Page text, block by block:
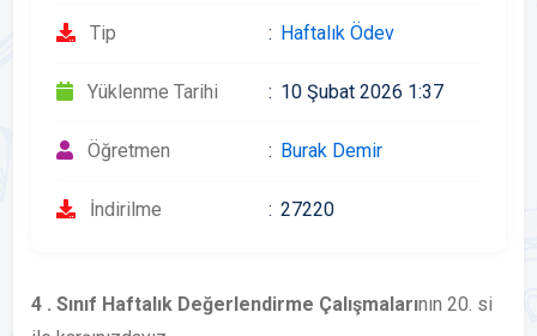
Tip Haftalık Ödev
Yüklenme Tarihi 10 Şubat 2026 1:37
Öğretmen Burak Demir
İndirilme 27220
4 . Sınıf Haftalık Değerlendirme Çalışmalarının 20. si